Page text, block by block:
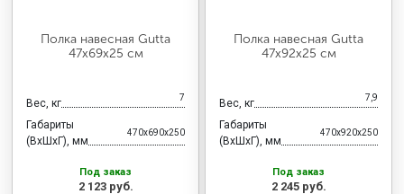
ОФИСНАЯ МЕБЕЛЬ
МЕБЕЛЬ ДЛЯ ДОМА
МЕБЕЛЬ ДЛЯ СТОЛОВЫХ
Полка навесная Gutta
47х69х25 см
Вес, кг 7
Габариты
(ВхШхГ), мм
470x690x250
Под заказ
2 123 руб.
Полка навесная Gutta
47х92х25 см
Вес, кг 7,9
Габариты
(ВхШхГ), мм
470x920x250
Под заказ
2 245 руб.